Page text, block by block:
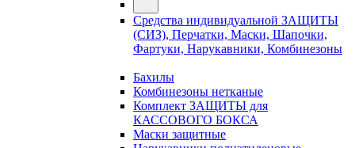
Средства индивидуальной ЗАЩИТЫ
(СИЗ), Перчатки, Маски, Шапочки,
Фартуки, Нарукавники, Комбинезоны
Бахилы
Комбинезоны нетканые
Комплект ЗАЩИТЫ для
КАССОВОГО БОКСА
Маски защитные